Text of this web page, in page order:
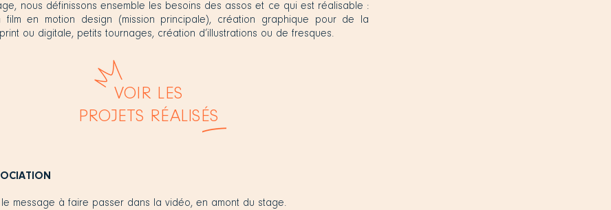
nous définissons ensemble les besoins des assos et ce qui est réalisable :
film en motion design (mission principale), création graphique pour de la
ou digitale, petits tournages, création d’illustrations ou de fresques.
VOIR LES
PROJETS RÉALISÉS
message à faire passer dans la vidéo, en amont du stage.